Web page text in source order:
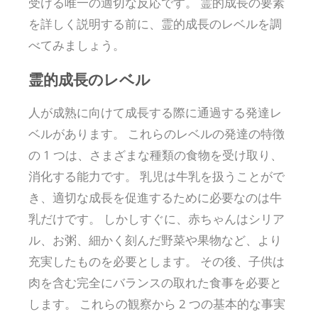
を詳しく説明する前に、霊的成長のレベルを調
べてみましょう。
霊的成長のレベル
人が成熟に向けて成長する際に通過する発達レ
ベルがあります。 これらのレベルの発達の特徴
の 1 つは、さまざまな種類の食物を受け取り、
消化する能力です。 乳児は牛乳を扱うことがで
き、適切な成長を促進するために必要なのは牛
乳だけです。 しかしすぐに、赤ちゃんはシリア
ル、お粥、細かく刻んだ野菜や果物など、より
充実したものを必要とします。 その後、子供は
肉を含む完全にバランスの取れた食事を必要と
します。 これらの観察から 2 つの基本的な事実